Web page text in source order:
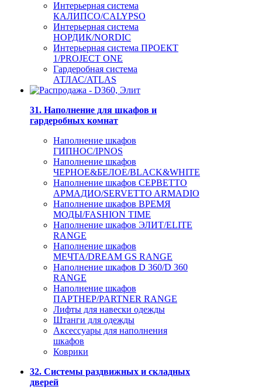
Интерьерная система
КАЛИПСО/CALYPSO
Интерьерная система
НОРДИК/NORDIC
Интерьерная система ПРОЕКТ
1/PROJECT ONE
Гардеробная система
АТЛАС/ATLAS
31. Наполнение для шкафов и
гардеробных комнат
Наполнение шкафов
ГИПНОС/IPNOS
Наполнение шкафов
ЧЕРНОЕ&БЕЛОЕ/BLACK&WHITE
Наполнение шкафов СЕРВЕТТО
АРМАДИО/SERVETTO ARMADIO
Наполнение шкафов ВРЕМЯ
МОДЫ/FASHION TIME
Наполнение шкафов ЭЛИТ/ELITE
RANGE
Наполнение шкафов
МЕЧТА/DREAM GS RANGE
Наполнение шкафов D 360/D 360
RANGE
Наполнение шкафов
ПАРТНЕР/PARTNER RANGE
Лифты для навески одежды
Штанги для одежды
Аксессуары для наполнения
шкафов
Коврики
32. Системы раздвижных и складных
дверей